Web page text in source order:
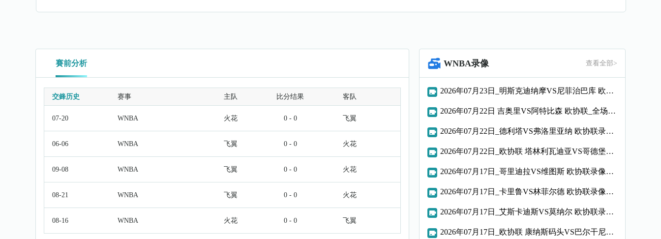
賽前分析
交鋒历史 赛事 主队 比分结果 客队
07-20 WNBA 火花 0 - 0 飞翼
06-06 WNBA 飞翼 0 - 0 火花
09-08 WNBA 飞翼 0 - 0 火花
08-21 WNBA 飞翼 0 - 0 火花
08-16 WNBA 火花 0 - 0 飞翼
WNBA录像 查看全部>
2026年07月23日_明斯克迪纳摩VS尼菲治巴库 欧协联录像_全场录像【高清回放】
2026年07月22日 吉奥里VS阿特比森 欧协联_全场录像【视频集锦】
2026年07月22日_德利塔VS弗洛里亚纳 欧协联录像_高清录像【全场回放】
2026年07月22日_欧协联 塔林利瓦迪亚VS哥德堡录像_全场录像【高清回放】
2026年07月17日_哥里迪拉VS维图斯 欧协联录像_全场录像【全场回放】
2026年07月17日_卡里鲁VS林菲尔德 欧协联录像_全场录像【全场回放】
2026年07月17日_艾斯卡迪斯VS莫纳尔 欧协联录像_全场录像【高清回放】
2026年07月17日_欧协联 康纳斯码头VS巴尔干尼录像_全场录像【视频集锦】